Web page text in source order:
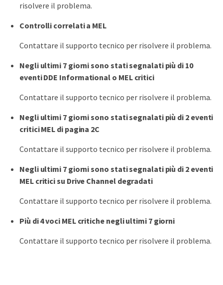
risolvere il problema.
Controlli correlati a MEL
Contattare il supporto tecnico per risolvere il problema.
Negli ultimi 7 giorni sono stati segnalati più di 10
eventi DDE Informational o MEL critici
Contattare il supporto tecnico per risolvere il problema.
Negli ultimi 7 giorni sono stati segnalati più di 2 eventi
critici MEL di pagina 2C
Contattare il supporto tecnico per risolvere il problema.
Negli ultimi 7 giorni sono stati segnalati più di 2 eventi
MEL critici su Drive Channel degradati
Contattare il supporto tecnico per risolvere il problema.
Più di 4 voci MEL critiche negli ultimi 7 giorni
Contattare il supporto tecnico per risolvere il problema.